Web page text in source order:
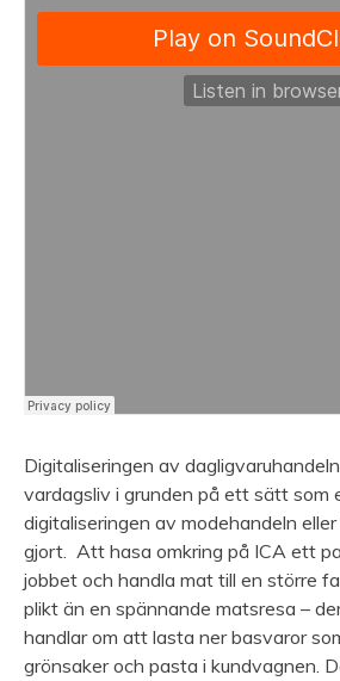
Digitaliseringen av
vardagsliv i grunden på ett sätt som
digitaliseringen av modehandeln
gjort. Att hasa omkring på ICA ett
jobbet och handla mat till en större
plikt än en spännande matsresa –
handlar om att lasta ner basvaror
grönsaker och pasta i kundvagnen.